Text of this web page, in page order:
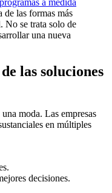
de las formas más
No se trata solo de
una nueva
las soluciones
moda. Las empresas
en múltiples
decisiones.